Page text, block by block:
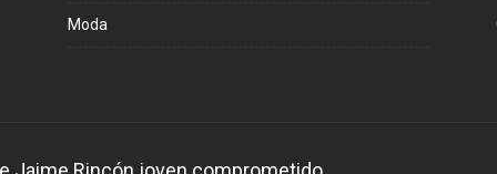
Moda